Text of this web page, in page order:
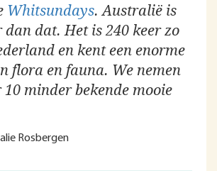
Whitsundays. Australië is
dan dat. Het is 240 keer zo
en kent een enorme
flora en fauna. We nemen
10 minder bekende mooie
Rosbergen